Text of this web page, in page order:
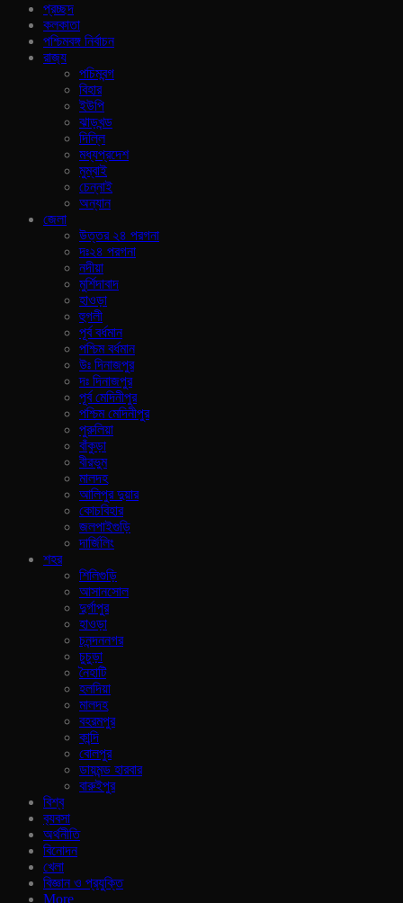
প্রচ্ছদ
কলকাতা
পশ্চিমবঙ্গ নির্বাচন
রাজ‍্য
পচিমবন্গ
বিহার
ইউপি
ঝাড়খন্ড
দিল্লি
মধ্যপ্রদেশ
মুম্বাই
চেন্নাই
অন্যান
জেলা
উত্তর ২৪ পরগনা
দঃ২৪ পরগনা
নদীয়া
মুর্শিদাবাদ
হাওড়া
হুগলী
পূর্ব বর্ধমান
পশ্চিম বর্ধমান
উঃ দিনাজপুর
দঃ দিনাজপুর
পূর্ব মেদিনীপুর
পশ্চিম মেদিনীপুর
পুরুলিয়া
বাঁকুড়া
বীরভুম
মালদহ
আলিপুর দুয়ার
কোচবিহার
জলপাইগুড়ি
দার্জিলিং
শহর
শিলিগুড়ি
আসানসোল
দুর্গাপুর
হাওড়া
চনন্দননগর
চুচুড়া
নৈহাটি
হলদিয়া
মালদহ
বহরমপুর
কান্দি
বোলপুর
ডায়মন্ড হারবার
বারুইপুর
বিশ্ব
ব‍্যবসা
অর্থনীতি
বিনোদন
খেলা
বিজ্ঞান ও প্রযুক্তি
More